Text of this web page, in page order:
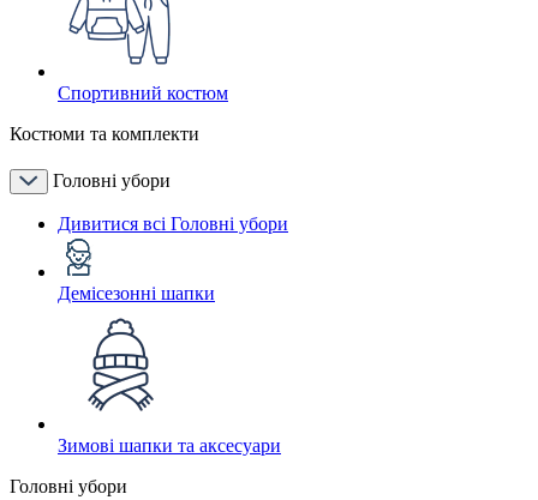
Спортивний костюм
Костюми та комплекти
Головні убори
Дивитися всі Головні убори
Демісезонні шапки
Зимові шапки та аксесуари
Головні убори